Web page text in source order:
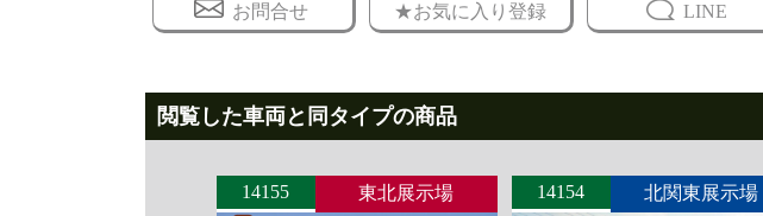
お問合せ ★お気に入り登録 LINE
閲覧した車両と同タイプの商品
14155 東北展示場 14154 北関東展示場